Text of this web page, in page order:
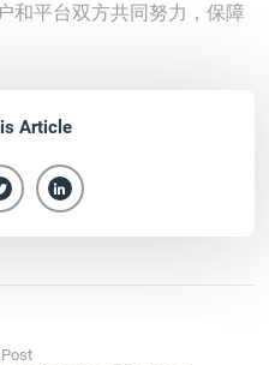
和平台双方共同努力，保障
Article